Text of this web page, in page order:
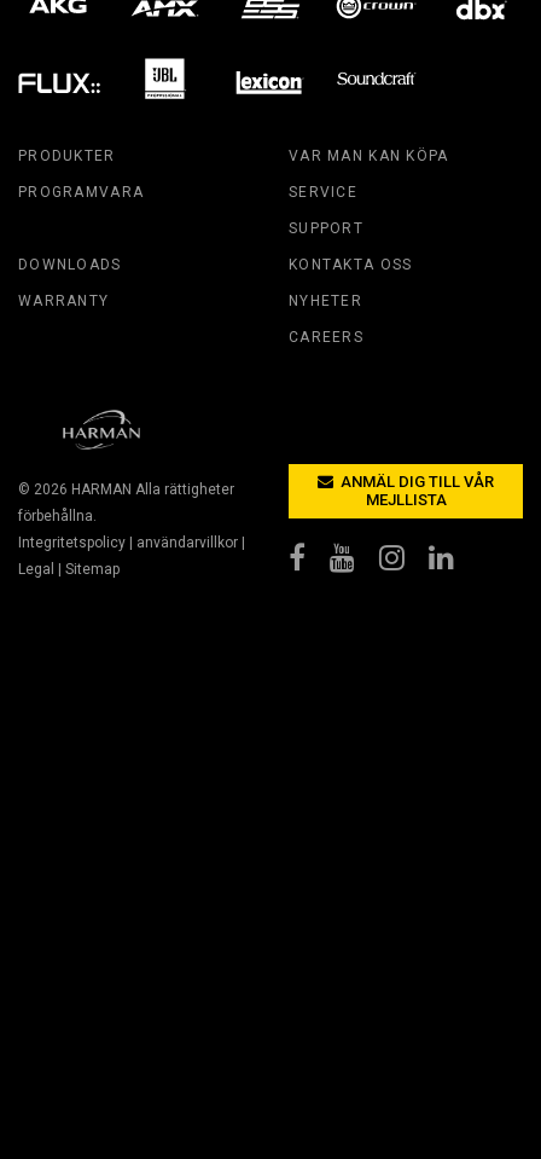
PRODUKTER
PROGRAMVARA
VAR MAN KAN KÖPA
SERVICE
SUPPORT
DOWNLOADS
WARRANTY
KONTAKTA OSS
NYHETER
CAREERS
© 2026 HARMAN Alla rättigheter
förbehållna.
Integritetspolicy
användarvillkor
Legal
Sitemap
ANMÄL DIG TILL VÅR
MEJLLISTA